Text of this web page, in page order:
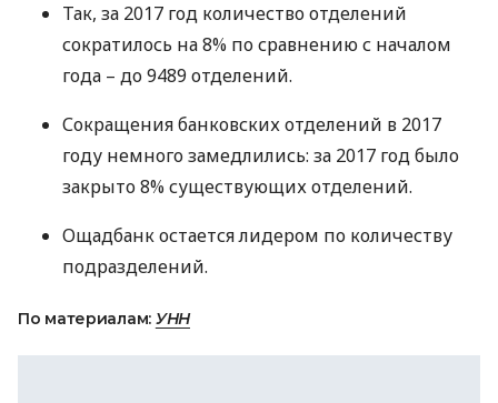
Так, за 2017 год количество отделений
сократилось на 8% по сравнению с началом
года – до 9489 отделений.
Сокращения банковских отделений в 2017
году немного замедлились: за 2017 год было
закрыто 8% существующих отделений.
Ощадбанк остается лидером по количеству
подразделений.
По материалам: УНН